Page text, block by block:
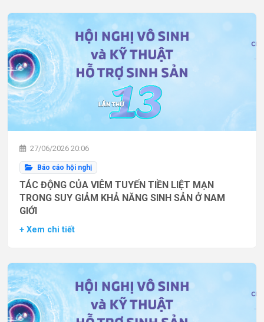
27/06/2026 20:06
Báo cáo hội nghị
TÁC ĐỘNG CỦA VIÊM TUYẾN TIỀN LIỆT MẠN
TRONG SUY GIẢM KHẢ NĂNG SINH SẢN Ở NAM
GIỚI
+ Xem chi tiết